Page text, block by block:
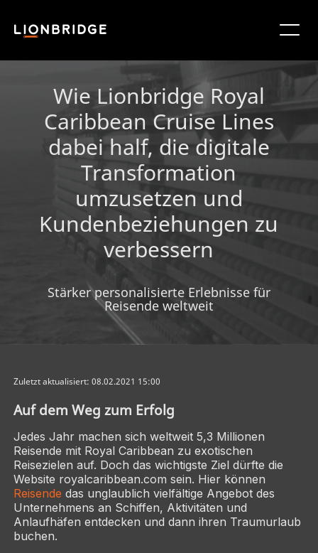
Wie Lionbridge Royal
Caribbean Cruise Lines
dabei half, die digitale
Transformation
umzusetzen und
Kundenbeziehungen zu
verbessern
Stärker personalisierte Erlebnisse für
Reisende weltweit
Zuletzt aktualisiert: 08.02.2021 15:00
Auf dem Weg zum Erfolg
Jedes Jahr machen sich weltweit 5,3 Millionen
Reisende mit Royal Caribbean zu exotischen
Reisezielen auf. Doch das wichtigste Ziel dürfte die
Website royalcaribbean.com sein. Hier können
Reisende das unglaublich vielfältige Angebot des
Unternehmens an Schiffen, Aktivitäten und
Anlaufhäfen entdecken und dann ihren Traumurlaub
buchen.